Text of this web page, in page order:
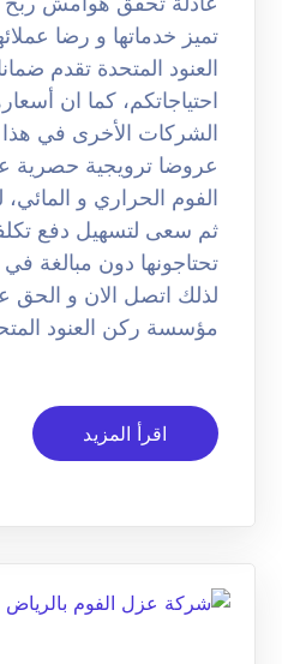
تميز خدماتها و رضا
العنود المتحدة تقدم
احتياجاتكم، كما ان
الشركات الأخرى في هذا
عروضا ترويجية حصرية
الفوم الحراري و المائي،
ثم سعى لتسهيل دفع
تحتاجونها دون مبالغة في
لذلك اتصل الان و
مؤسسة ركن العنود
اقرأ المزيد